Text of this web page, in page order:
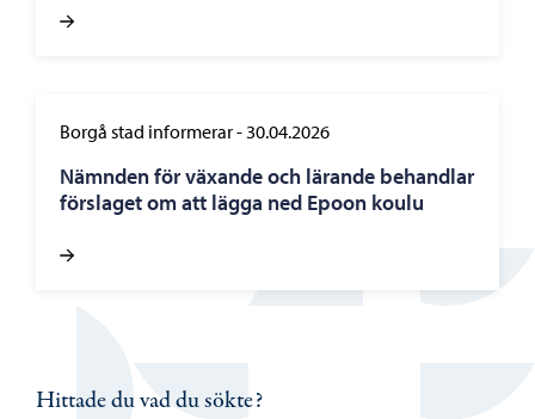
Borgå stad informerar- 30.04.2026
Nämnden för växande och lärande behandlar
förslaget om att lägga ned Epoon koulu
Hittade du vad du sökte?